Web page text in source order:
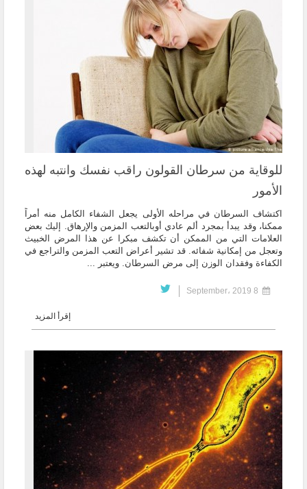
للوقاية من سرطان القولون راقب نفسك وانتبه لهذه
الأمور
اكتشاف السرطان في مراحله الأولى يجعل الشفاء الكامل منه أمراً
ممكنا، وقد يبدأ بمجرد ألم عادي أوبالتعب المزمن والإرهاق. إليك بعض
العلامات التي من الممكن أن تكشف مبكرا عن هذا المرض الخبيث
وتعجل من إمكانية شفائه. قد تشير أعراض التعب المزمن والتراجع في
الكفاءة وفقدان الوزن إلى مرض السرطان. ويعتبر ...
إقرأ المزيد